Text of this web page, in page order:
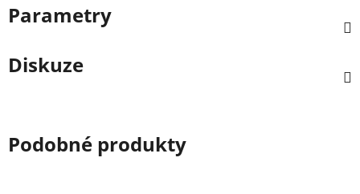
Parametry
Diskuze
Podobné produkty